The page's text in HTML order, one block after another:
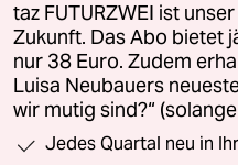
taz FUTURZWEI ist
Zukunft. Das Abo bietet
nur 38 Euro. Zudem
Luisa Neubauers
wir mutig sind?“
Jedes Quartal neu in